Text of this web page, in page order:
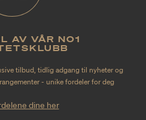
AV VÅR NO1
tilbud, tidlig adgang til nyheter og
- unike fordeler for deg
dine her